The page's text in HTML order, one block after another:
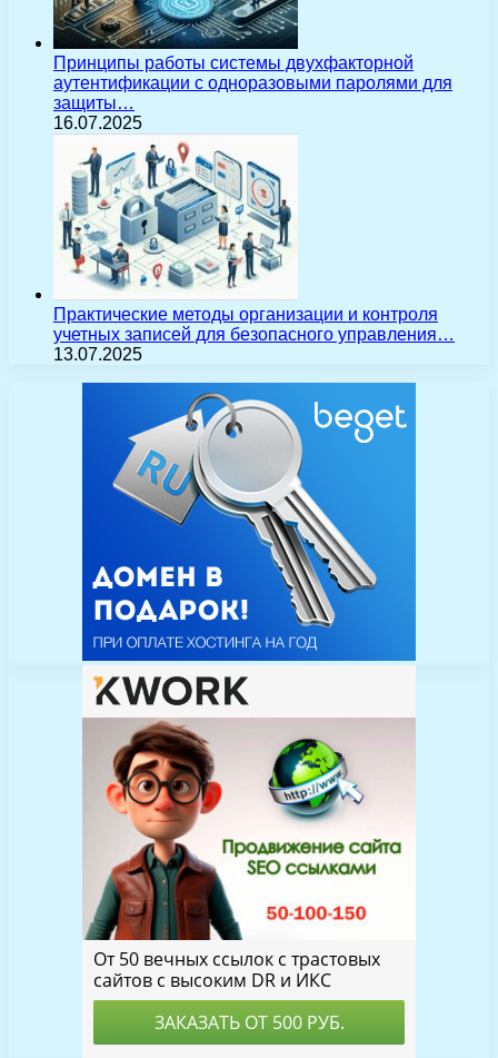
Принципы работы системы двухфакторной
аутентификации с одноразовыми паролями для
защиты…
16.07.2025
Практические методы организации и контроля
учетных записей для безопасного управления…
13.07.2025